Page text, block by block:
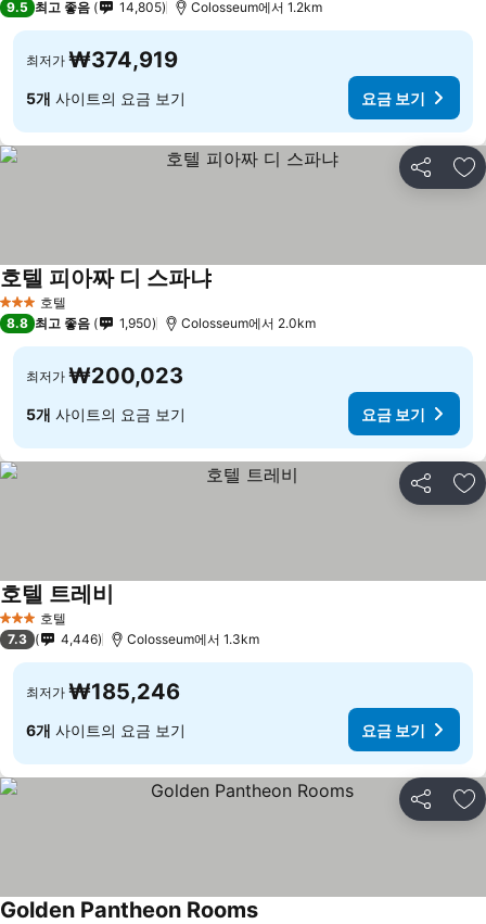
9.5 최고 좋음 14,805 Colosseum에서 1.2km
최저가 ₩374,919
5개 사이트의 요금 보기 요금 보기
공유 즐
3 성급 호텔
호텔 피아짜 디 스파냐
8.8 최고 좋음 1,950 Colosseum에서 2.0km
최저가 ₩200,023
5개 사이트의 요금 보기 요금 보기
공유 즐
3 성급 호텔
호텔 트레비
7.3 4,446 Colosseum에서 1.3km
최저가 ₩185,246
6개 사이트의 요금 보기 요금 보기
공유 즐
Golden Pantheon Rooms